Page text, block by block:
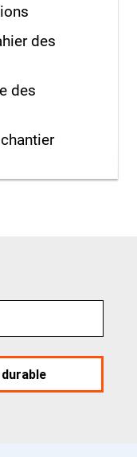
des
des